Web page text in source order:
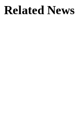
Related News